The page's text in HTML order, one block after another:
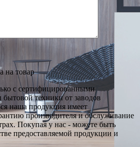
на товар
с сертифицированными
бытовой техники от заводов
наша продукция имеет
производителя и обслуживание
Покупая у нас - можете быть
предоставляемой продукции и